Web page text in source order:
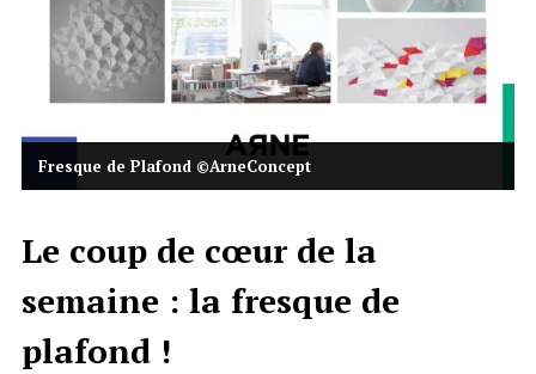
Fresque de Plafond ©ArneConcept
Le coup de cœur de la
semaine : la fresque de
plafond !